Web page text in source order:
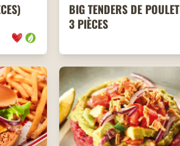
BIG TENDERS DE POULET
3 PIÈCES